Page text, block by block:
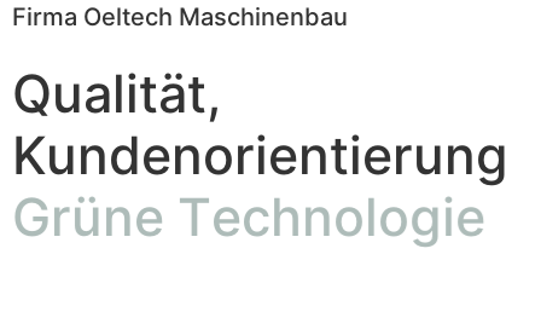
Firma Oeltech Maschinenbau
Qualität,
Kundenorientierung
Zuverl ässigkeit